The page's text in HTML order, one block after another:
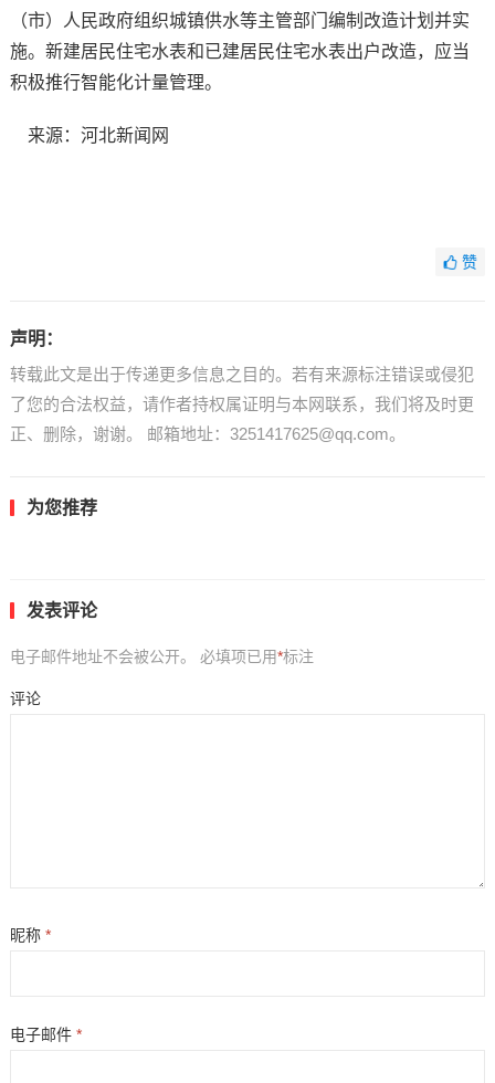
（市）人民政府组织城镇供水等主管部门编制改造计划并实
施。新建居民住宅水表和已建居民住宅水表出户改造，应当
积极推行智能化计量管理。
来源：河北新闻网
赞
声明：
转载此文是出于传递更多信息之目的。若有来源标注错误或侵犯
了您的合法权益，请作者持权属证明与本网联系，我们将及时更
正、删除，谢谢。 邮箱地址：3251417625@qq.com。
为您推荐
发表评论
电子邮件地址不会被公开。 必填项已用*标注
评论
昵称 *
电子邮件 *